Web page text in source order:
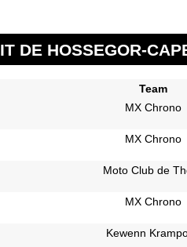
DE HOSSEGOR-
Team
MX Chrono
MX Chrono
Moto Club de
MX Chrono
Kewenn